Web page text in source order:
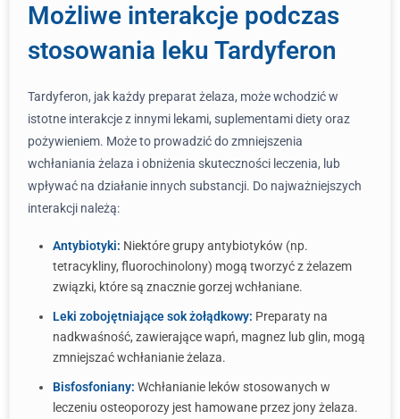
Możliwe interakcje podczas
stosowania leku Tardyferon
Tardyferon, jak każdy preparat żelaza, może wchodzić w
istotne interakcje z innymi lekami, suplementami diety oraz
pożywieniem. Może to prowadzić do zmniejszenia
wchłaniania żelaza i obniżenia skuteczności leczenia, lub
wpływać na działanie innych substancji. Do najważniejszych
interakcji należą:
Antybiotyki: Niektóre grupy antybiotyków (np.
tetracykliny, fluorochinolony) mogą tworzyć z żelazem
związki, które są znacznie gorzej wchłaniane.
Leki zobojętniające sok żołądkowy: Preparaty na
nadkwaśność, zawierające wapń, magnez lub glin, mogą
zmniejszać wchłanianie żelaza.
Bisfosfoniany: Wchłanianie leków stosowanych w
leczeniu osteoporozy jest hamowane przez jony żelaza.